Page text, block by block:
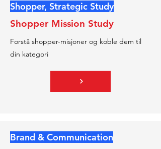
Shopper, Strategic Study
Shopper Mission Study
Forstå shopper-misjoner og koble dem til
din kategori
Brand & Communication